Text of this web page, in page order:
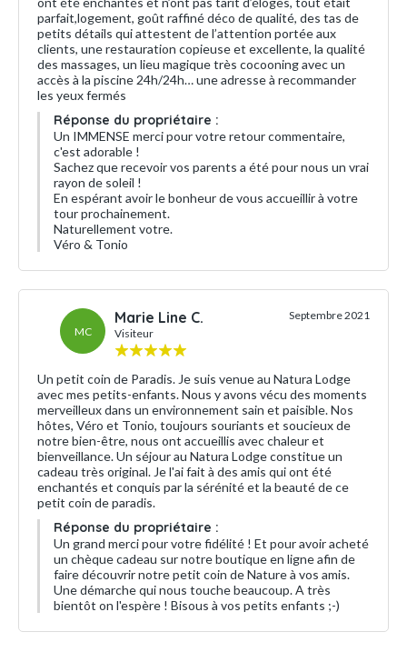
parfait,logement, goût raffiné déco de qualité, des tas de
petits détails qui attestent de l’attention portée aux
clients, une restauration copieuse et excellente, la qualité
des massages, un lieu magique très cocooning avec un
accès à la piscine 24h/24h… une adresse à recommander
les yeux fermés
Réponse du propriétaire :
Un IMMENSE merci pour votre retour commentaire,
c'est adorable !
Sachez que recevoir vos parents a été pour nous un vrai
rayon de soleil !
En espérant avoir le bonheur de vous accueillir à votre
tour prochainement.
Naturellement votre.
Véro & Tonio
MC
Marie Line C.
Visiteur
Septembre 2021
Un petit coin de Paradis. Je suis venue au Natura Lodge
avec mes petits-enfants. Nous y avons vécu des moments
merveilleux dans un environnement sain et paisible. Nos
hôtes, Véro et Tonio, toujours souriants et soucieux de
notre bien-être, nous ont accueillis avec chaleur et
bienveillance. Un séjour au Natura Lodge constitue un
cadeau très original. Je l'ai fait à des amis qui ont été
enchantés et conquis par la sérénité et la beauté de ce
petit coin de paradis.
Réponse du propriétaire :
Un grand merci pour votre fidélité ! Et pour avoir acheté
un chèque cadeau sur notre boutique en ligne afin de
faire découvrir notre petit coin de Nature à vos amis.
Une démarche qui nous touche beaucoup. A très
bientôt on l'espère ! Bisous à vos petits enfants ;-)